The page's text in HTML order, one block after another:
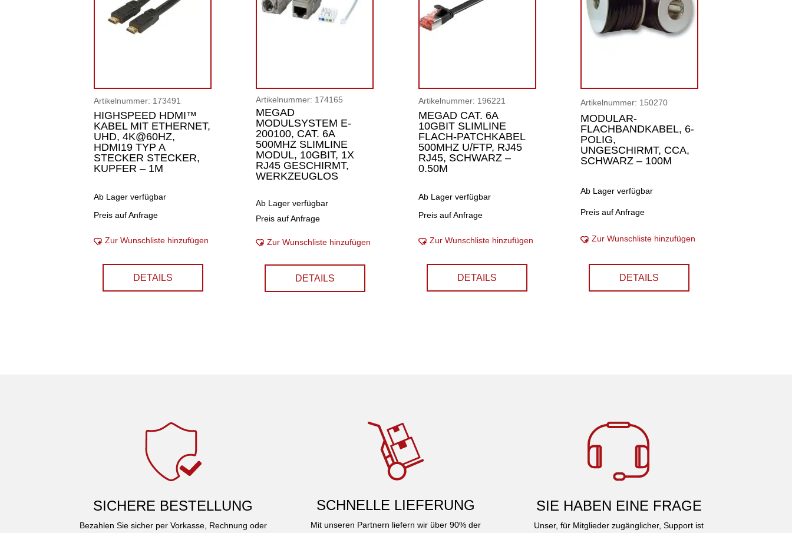
Artikelnummer: 173491
HIGHSPEED HDMI™
KABEL MIT ETHERNET,
UHD, 4K@60HZ,
HDMI19 TYP A
STECKER STECKER,
KUPFER – 1M
Ab Lager verfügbar
Preis auf Anfrage
Zur Wunschliste hinzufügen
DETAILS
Artikelnummer: 174165
MEGAD
MODULSYSTEM E-
200100, CAT. 6A
500MHZ SLIMLINE
MODUL, 10GBIT, 1X
RJ45 GESCHIRMT,
WERKZEUGLOS
Ab Lager verfügbar
Preis auf Anfrage
Zur Wunschliste hinzufügen
DETAILS
Artikelnummer: 196221
MEGAD CAT. 6A
10GBIT SLIMLINE
FLACH-PATCHKABEL
500MHZ U/FTP, RJ45
RJ45, SCHWARZ –
0.50M
Ab Lager verfügbar
Preis auf Anfrage
Zur Wunschliste hinzufügen
DETAILS
Artikelnummer: 150270
MODULAR-
FLACHBANDKABEL, 6-
POLIG,
UNGESCHIRMT, CCA,
SCHWARZ – 100M
Ab Lager verfügbar
Preis auf Anfrage
Zur Wunschliste hinzufügen
DETAILS
SICHERE BESTELLUNG
Bezahlen Sie sicher per Vorkasse, Rechnung oder
SCHNELLE LIEFERUNG
Mit unseren Partnern liefern wir über 90% der
SIE HABEN EINE FRAGE
Unser, für Mitglieder zugänglicher, Support ist